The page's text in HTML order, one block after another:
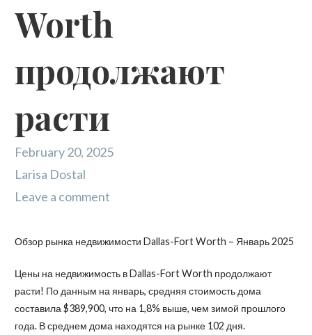
Worth
продолжают
расти
February 20, 2025
Larisa Dostal
Leave a comment
Обзор рынка недвижимости Dallas-Fort Worth – Январь 2025
Цены на недвижимость в Dallas-Fort Worth продолжают
расти! По данным на январь, средняя стоимость дома
составила $389,900, что на 1,8% выше, чем зимой прошлого
года. В среднем дома находятся на рынке 102 дня.